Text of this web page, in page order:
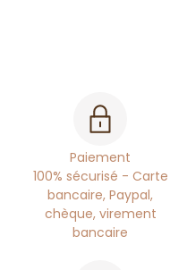
Paiement
100% sécurisé - Carte
bancaire, Paypal,
chèque, virement
bancaire